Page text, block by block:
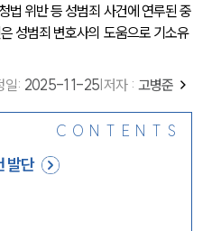
법 위반 등 성범죄 사건에 연루된 중
성범죄 변호사의 도움으로 기소유
일: 2025-11-25 저자 : 고병준
CONTENTS
발단